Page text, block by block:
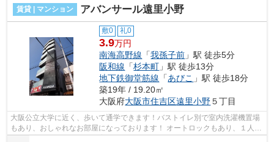
賃貸 | マンション アバンサール遠里小野
敷0 礼0
3.9万円
南海高野線 「我孫子前 」駅 徒歩5分
阪和線 「杉本町 」駅 徒歩13分
地下鉄御堂筋線 「あびこ 」駅 徒歩18分
築19年 / 19.20㎡
大阪府大阪市住吉区遠里小野５丁目
大阪公立大学に近く、歩いて通学できます！バストイレ別で室内洗濯機置場
もあり、おしゃれなお部屋になっております！ オートロックもあり、１人暮